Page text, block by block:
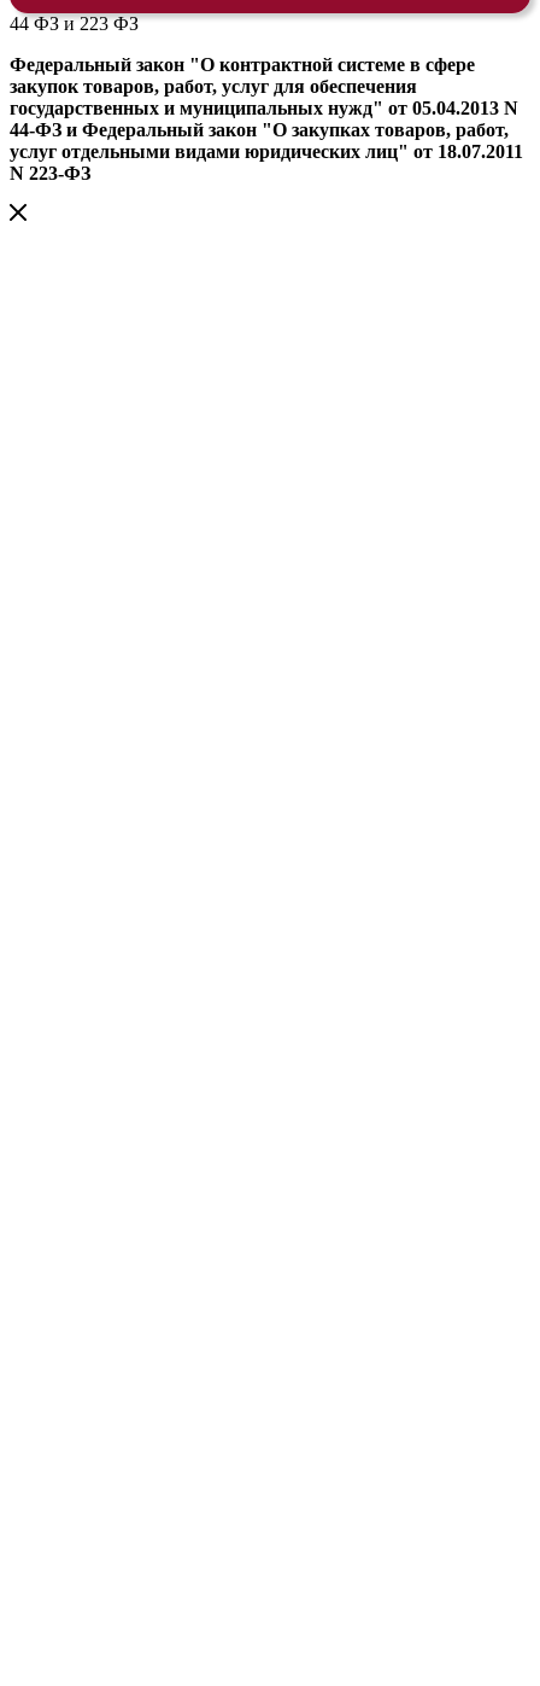
44 ФЗ и 223 ФЗ
Федеральный закон "О контрактной системе в сфере
закупок товаров, работ, услуг для обеспечения
государственных и муниципальных нужд" от 05.04.2013 N
44-ФЗ и Федеральный закон "О закупках товаров, работ,
услуг отдельными видами юридических лиц" от 18.07.2011
N 223-ФЗ